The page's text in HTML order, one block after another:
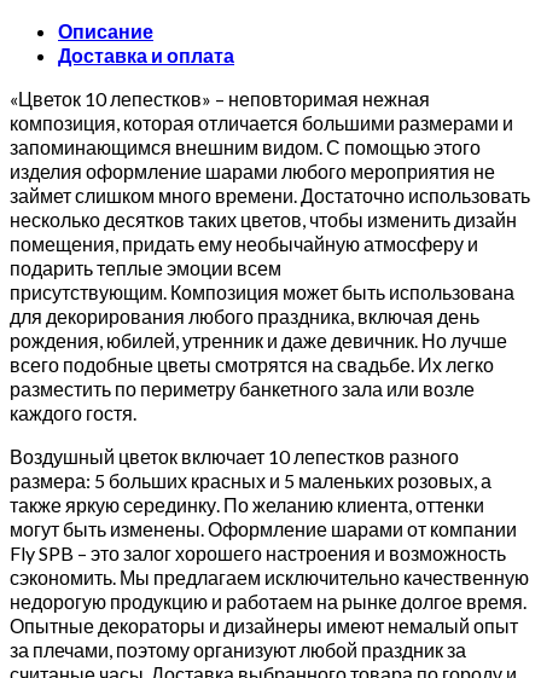
Описание
Доставка и оплата
«Цветок 10 лепестков» – неповторимая нежная
композиция, которая отличается большими размерами и
запоминающимся внешним видом. С помощью этого
изделия оформление шарами любого мероприятия не
займет слишком много времени. Достаточно использовать
несколько десятков таких цветов, чтобы изменить дизайн
помещения, придать ему необычайную атмосферу и
подарить теплые эмоции всем
присутствующим. Композиция может быть использована
для декорирования любого праздника, включая день
рождения, юбилей, утренник и даже девичник. Но лучше
всего подобные цветы смотрятся на свадьбе. Их легко
разместить по периметру банкетного зала или возле
каждого гостя.
Воздушный цветок включает 10 лепестков разного
размера: 5 больших красных и 5 маленьких розовых, а
также яркую серединку. По желанию клиента, оттенки
могут быть изменены. Оформление шарами от компании
Fly SPB – это залог хорошего настроения и возможность
сэкономить. Мы предлагаем исключительно качественную
недорогую продукцию и работаем на рынке долгое время.
Опытные декораторы и дизайнеры имеют немалый опыт
за плечами, поэтому организуют любой праздник за